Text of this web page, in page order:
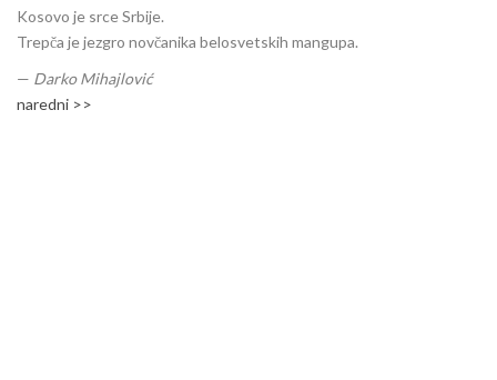
Kosovo je srce Srbije.
Trepča je jezgro novčanika belosvetskih mangupa.
— Darko Mihajlović
naredni >>